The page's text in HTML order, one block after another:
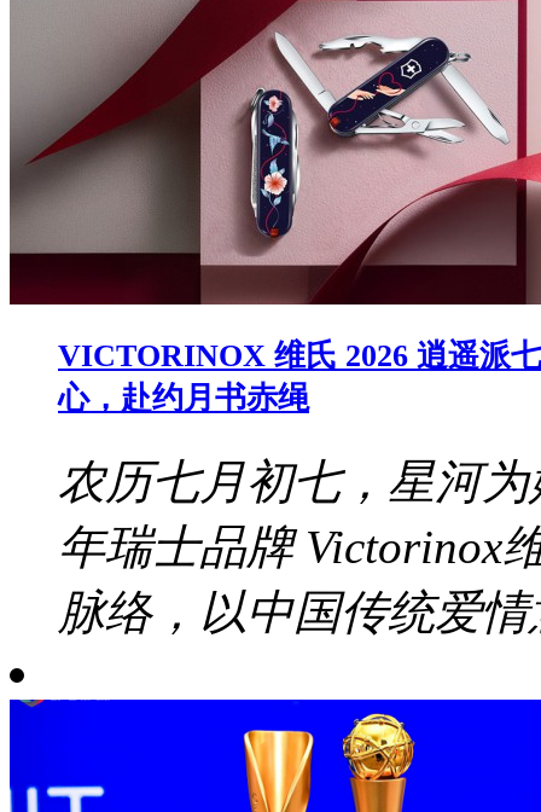
VICTORINOX 维氏 2026 逍遥派
心，赴约月书赤绳
农历七月初七，星河
年瑞士品牌 Victorinox
脉络，以中国传统爱情